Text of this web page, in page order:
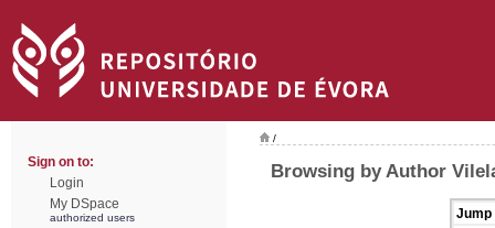
Sign on to:
Login
My DSpace
authorized users
/
Browsing by Author
Jump